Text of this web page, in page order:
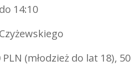
14:10
(młodzież do lat 18), 50